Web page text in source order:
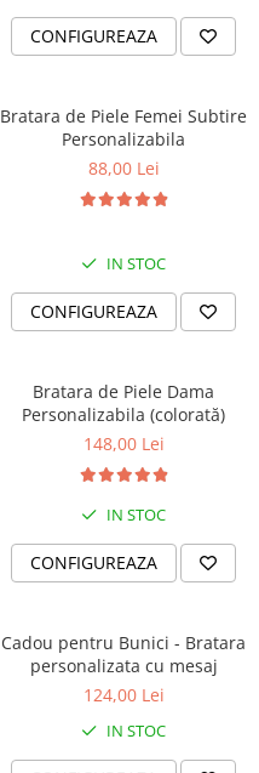
CONFIGUREAZA
Bratara de Piele Femei Subtire
Personalizabila
88,00 Lei
IN STOC
CONFIGUREAZA
Bratara de Piele Dama
Personalizabila (colorată)
148,00 Lei
IN STOC
CONFIGUREAZA
Cadou pentru Bunici - Bratara
personalizata cu mesaj
124,00 Lei
IN STOC